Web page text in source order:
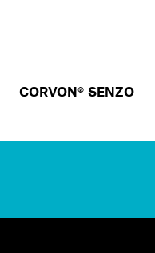
CORVON® SENZO